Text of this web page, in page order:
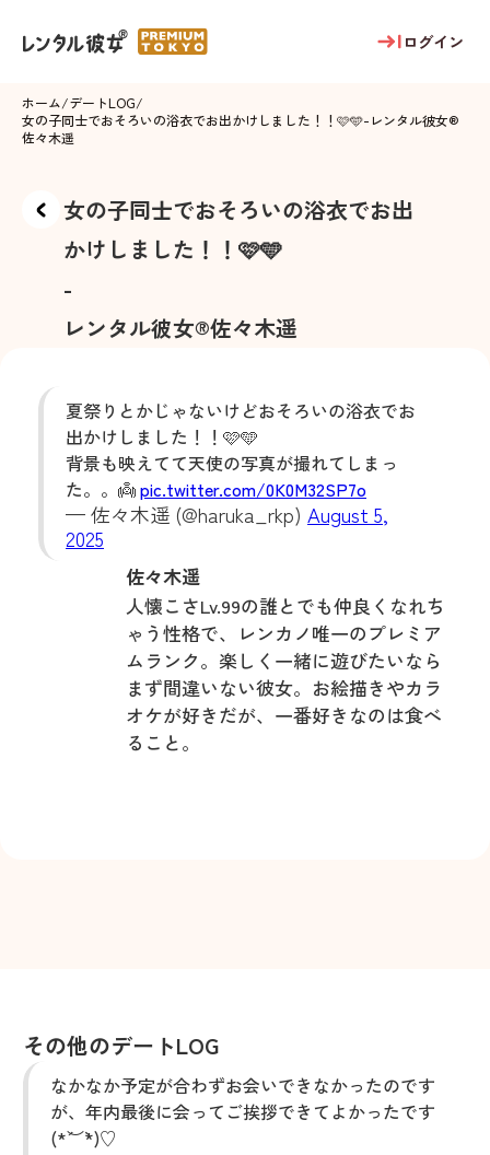
ログイン
ホーム/デートLOG/
女の子同士でおそろいの浴衣でお出かけしました！！🩷🩵-レンタル彼女®
佐々木遥
女の子同士でおそろいの浴衣でお出
かけしました！！🩷🩵
-
レンタル彼女®佐々木遥
夏祭りとかじゃないけどおそろいの浴衣でお
出かけしました！！🩷🩵
背景も映えてて天使の写真が撮れてしまっ
た。。👼pic.twitter.com/0K0M32SP7o
— 佐々木遥 (@haruka_rkp) August 5,
2025
佐々木遥
人懐こさLv.99の誰とでも仲良くなれち
ゃう性格で、レンカノ唯一のプレミア
ムランク。楽しく一緒に遊びたいなら
まず間違いない彼女。お絵描きやカラ
オケが好きだが、一番好きなのは食べ
ること。
その他のデートLOG
なかなか予定が合わずお会いできなかったのです
が、年内最後に会ってご挨拶できてよかったです
(*´︶`*)♡